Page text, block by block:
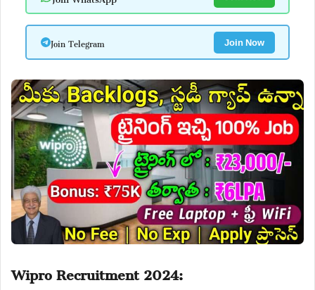
Join Telegram Join Now
Wipro Recruitment 2024: